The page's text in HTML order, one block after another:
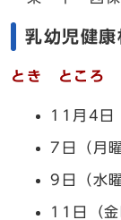
乳幼児健康
とき ところ
11月4日
7日（月
9日（水
11日（金